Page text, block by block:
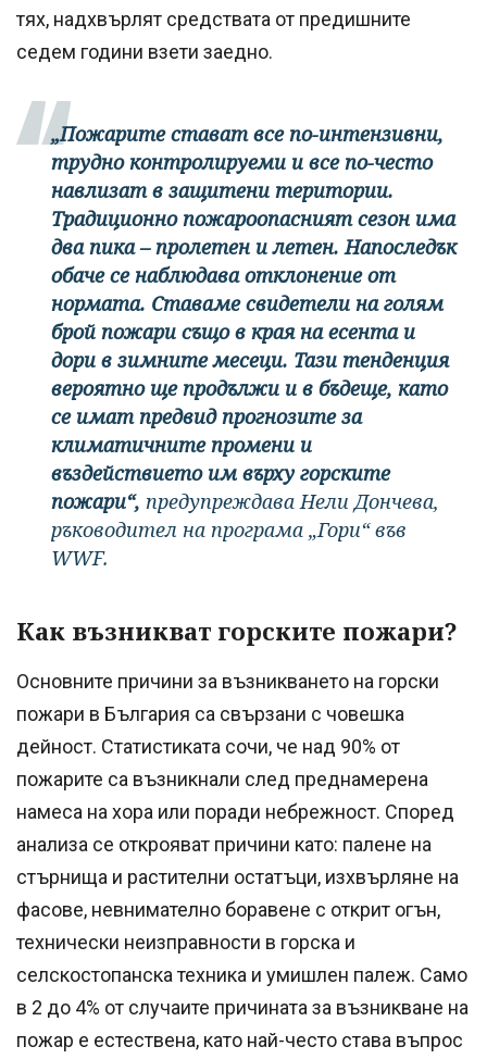
тях, надхвърлят средствата от предишните
седем години взети заедно.
„Пожарите стават все по-интензивни,
трудно контролируеми и все по-често
навлизат в защитени територии.
Традиционно пожароопасният сезон има
два пика – пролетен и летен. Напоследък
обаче се наблюдава отклонение от
нормата. Ставаме свидетели на голям
брой пожари също в края на есента и
дори в зимните месеци. Тази тенденция
вероятно ще продължи и в бъдеще, като
се имат предвид прогнозите за
климатичните промени и
въздействието им върху горските
пожари“, предупреждава Нели Дончева,
ръководител на програма „Гори“ във
WWF.
Как възникват горските пожари?
Основните причини за възникването на горски
пожари в България са свързани с човешка
дейност. Статистиката сочи, че над 90% от
пожарите са възникнали след преднамерена
намеса на хора или поради небрежност. Според
анализа се открояват причини като: палене на
стърнища и растителни остатъци, изхвърляне на
фасове, невнимателно боравене с открит огън,
технически неизправности в горска и
селскостопанска техника и умишлен палеж. Само
в 2 до 4% от случаите причината за възникване на
пожар е естествена, като най-често става въпрос